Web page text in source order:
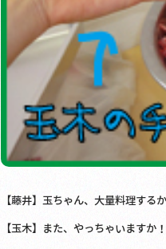
【藤井】玉ちゃん、大量料理す
【玉木】また、やっちゃいますか！